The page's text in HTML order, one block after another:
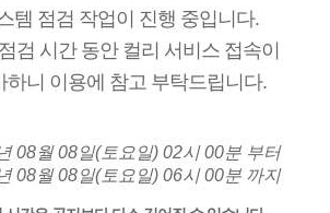
템 점검 작업이 진행 중입니다.
검 시간 동안 컬리 서비스 접속이
하니 이용에 참고 부탁드립니다.
08월 08일(토요일) 02시 00분 부터
08월 08일(토요일) 06시 00분 까지